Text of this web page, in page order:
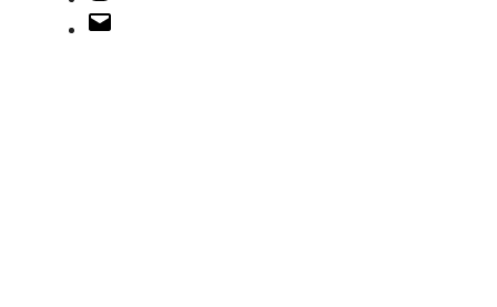
E-
Mail